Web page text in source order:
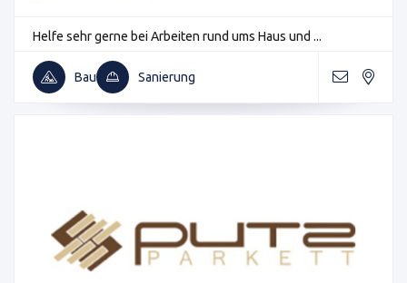
Helfe sehr gerne bei Arbeiten rund ums Haus und ...
Bau Sanierung